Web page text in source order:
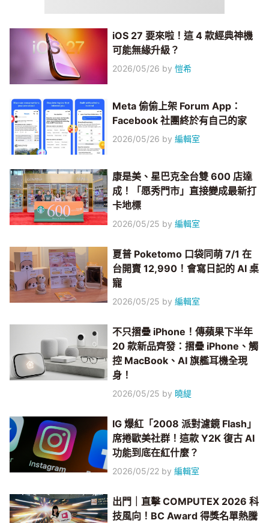
iOS 27 要來啦！這 4 款經典神機
可能無緣升級？
2026/05/26 by愷希
Meta 偷偷上架 Forum App：
Facebook 社團終於有自己的家
2026/05/26 by編輯室
康是美、星巴克全台雙 600 店達
成！「愿秀門市」直接變成最新打
卡地標
2026/05/25 by編輯室
夏普 Poketomo 口袋同萌 7/1 在
台開賣 12,990！會寫日記的 AI 桌
寵
2026/05/25 by編輯室
不只摺疊 iPhone！傳蘋果下半年
20 款新品齊發：摺疊 iPhone、觸
控 MacBook、AI 旗艦耳機全現
身！
2026/05/25 by 曉緹
IG 爆紅「2008 派對濾鏡 Flash」
席捲歐美社群！這款 Y2K 復古 AI
功能到底在紅什麼？
2026/05/22 by編輯室
出門｜直擊 COMPUTEX 2026 科
技風向！BC Award 得獎名單熱騰